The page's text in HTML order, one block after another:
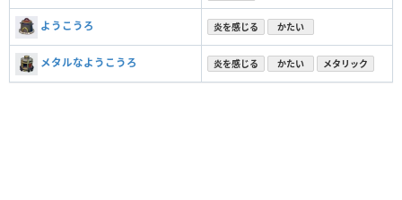
ようこうろ 炎を感じる かたい
メタルなようこうろ 炎を感じる かたい メタリック